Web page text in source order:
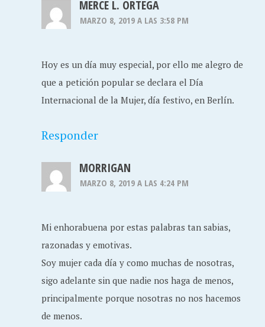
MERCE L. ORTEGA
MARZO 8, 2019 A LAS 3:58 PM
Hoy es un día muy especial, por ello me alegro de
que a petición popular se declara el Día
Internacional de la Mujer, día festivo, en Berlín.
Responder
MORRIGAN
MARZO 8, 2019 A LAS 4:24 PM
Mi enhorabuena por estas palabras tan sabias,
razonadas y emotivas.
Soy mujer cada día y como muchas de nosotras,
sigo adelante sin que nadie nos haga de menos,
principalmente porque nosotras no nos hacemos
de menos.